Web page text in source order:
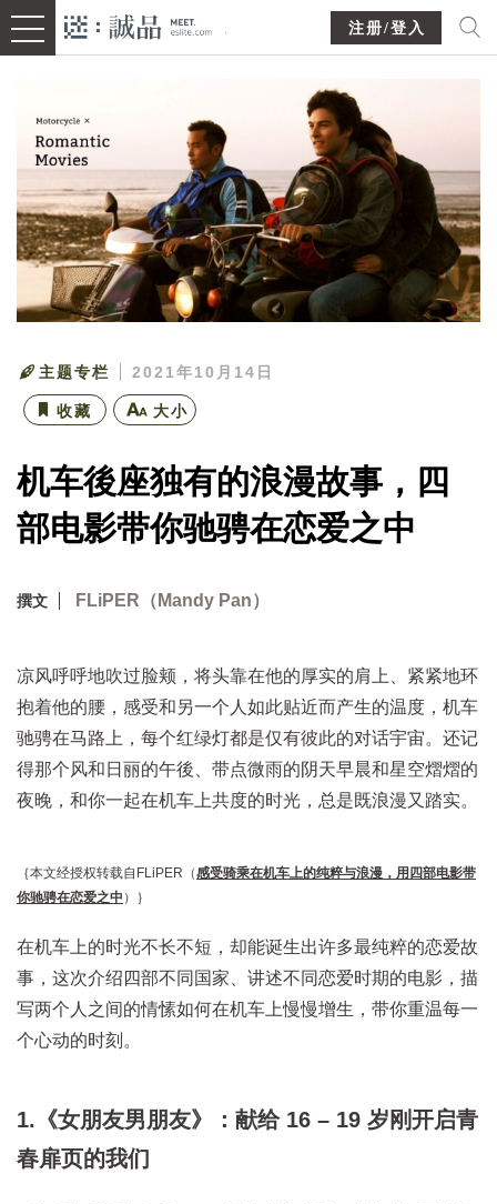
注册/登入
主题专栏 2021年10月14日
收藏 大小
机车後座独有的浪漫故事，四
部电影带你驰骋在恋爱之中
撰文 FLiPER（Mandy Pan）
凉风呼呼地吹过脸颊，将头靠在他的厚实的肩上、紧紧地环
抱着他的腰，感受和另一个人如此贴近而产生的温度，机车
驰骋在马路上，每个红绿灯都是仅有彼此的对话宇宙。还记
得那个风和日丽的午後、带点微雨的阴天早晨和星空熠熠的
夜晚，和你一起在机车上共度的时光，总是既浪漫又踏实。
｛本文经授权转载自FLiPER（感受骑乘在机车上的纯粹与浪漫，用四部电影带
你驰骋在恋爱之中 ）｝
在机车上的时光不长不短，却能诞生出许多最纯粹的恋爱故
事，这次介绍四部不同国家、讲述不同恋爱时期的电影，描
写两个人之间的情愫如何在机车上慢慢增生，带你重温每一
个心动的时刻。
1.《女朋友男朋友》：献给 16 – 19 岁刚开启青
春扉页的我们